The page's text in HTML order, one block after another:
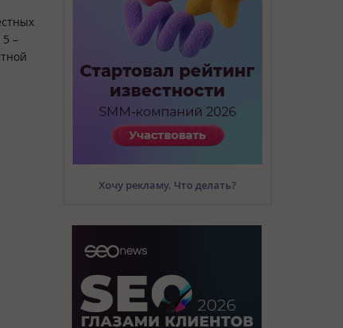
–
Хочу рекламу. Что делать?